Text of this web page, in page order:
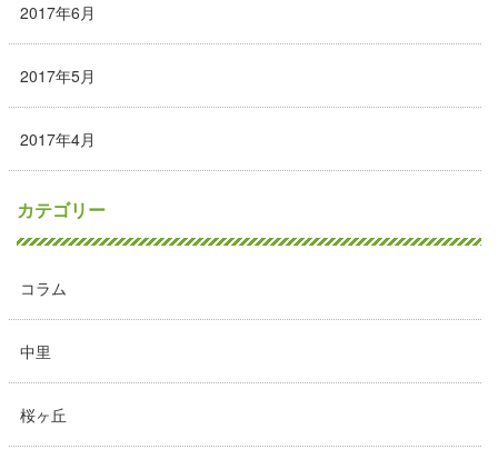
2017年6月
2017年5月
2017年4月
カテゴリー
コラム
中里
桜ヶ丘